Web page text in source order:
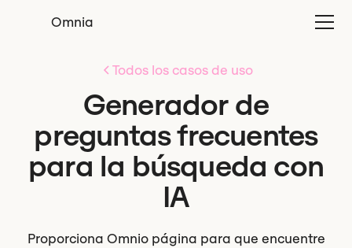
Omnia
Todos los casos de uso
Generador de
preguntas frecuentes
para la búsqueda con
IA
Proporciona Omnio página para que encuentre